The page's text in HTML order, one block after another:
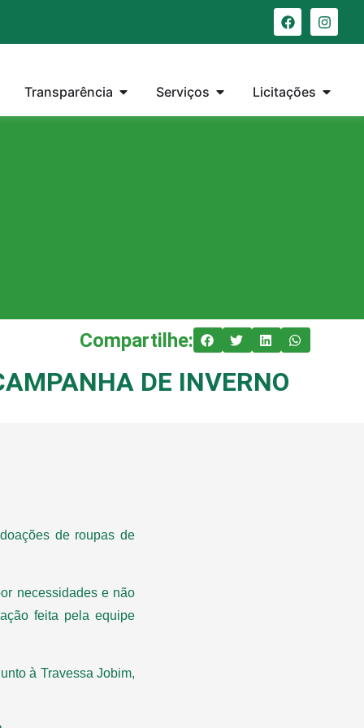
Transparência Serviços Licitações
Compartilhe:
DE INVERNO
de roupas de
necessidades e não
feita pela equipe
à Travessa Jobim,